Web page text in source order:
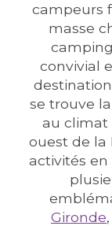
campeurs
masse
convivial
se trouve la
au climat
ouest de la
activités
Gironde